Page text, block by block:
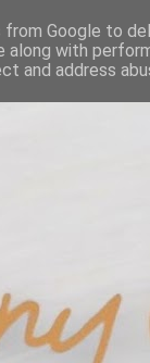
Google to
along with
and address